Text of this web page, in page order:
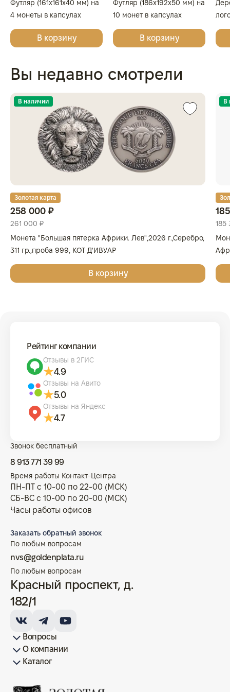
Футляр (161x161x40 мм) на
4 монеты в капсулах
(диаметр 46 мм), светло-
бордовыйВ корзину
Футляр (186x192x50 мм) на
10 монет в капсулах
(диаметр 46 мм), светло-
бордовыйВ корзину
Вы недавно смотрели
В наличии
Золотая карта
258 000 ₽
261 000 ₽
Монета "Большая пятерка Африки. Лев",2026 г.,Серебро,
311 гр.,проба 999, КОТ Д'ИВУАР
В корзину
В
185
Рейтинг компании
Отзывы в 2ГИС
4.9
Отзывы на Авито
5.0
Отзывы на Яндекс
4.7
Вопросы
Как купить/продать
Условия оплаты
Условия доставки
Гарантия на товар
Возврат монет
Карта сайта
О компании
Франшиза
История
Вопрос-ответ
Отзывы
Лицензии и документы
Контакты офисов
Новости
БлогКаталог
Звонок бесплатный
8 913 771 39 99
Время работы Контакт-Центра
ПН-ПТ с 10-00 по 22-00 (МСК)
СБ-ВС с 10-00 по 20-00 (МСК)
Часы работы офисов
Заказать обратный звонок
По любым вопросам
nvs@goldenplata.ru
По любым вопросам
Красный проспект, д.
182/1